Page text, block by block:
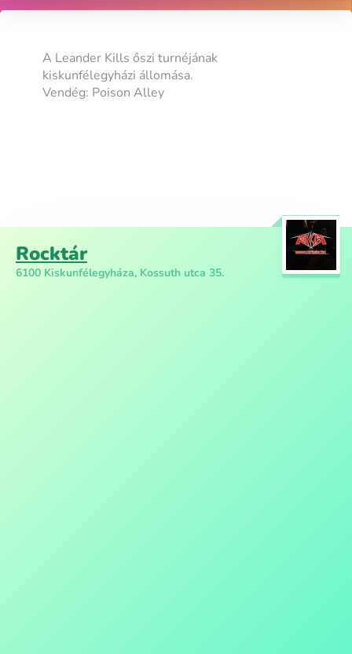
A Leander Kills őszi turnéjának
kiskunfélegyházi állomása.
Vendég: Poison Alley
Rocktár
6100 Kiskunfélegyháza, Kossuth utca 35.